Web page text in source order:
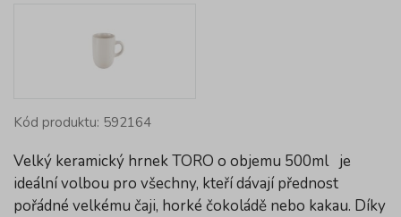
Kód produktu: 592164
Velký keramický hrnek TORO o objemu 500ml je
ideální volbou pro všechny, kteří dávají přednost
pořádné velkému čaji, horké čokoládě nebo kakau. Díky